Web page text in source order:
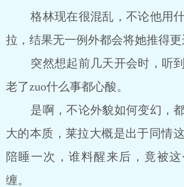
格林现在很混乱，不论他用什
拉，结果无一例外都会将她推得更
突然想起前几天开会时，听到
老了zuo什么事都心酸。
是啊，不论外貌如何变幻，都
大的本质，莱拉大概是出于同情
陪睡一次，谁料醒来后，竟被
缠。